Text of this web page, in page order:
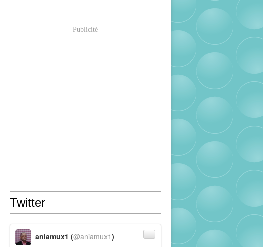
Publicité
Twitter
aniamux1 (@aniamux1)